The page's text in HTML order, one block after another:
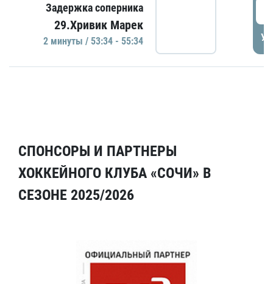
Задержка соперника
29.Хривик Марек
2 минуты / 53:34 - 55:34
СПОНСОРЫ И ПАРТНЕРЫ
ХОККЕЙНОГО КЛУБА «СОЧИ» В
СЕЗОНЕ 2025/2026